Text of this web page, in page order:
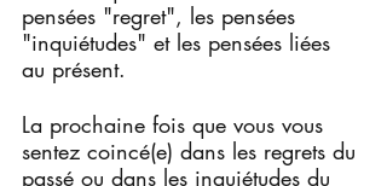
pensées "regret", les pensées
"inquiétudes" et les pensées liées
au présent.
La prochaine fois que vous vous
sentez coincé(e) dans les regrets du
passé ou dans les inquiétudes du